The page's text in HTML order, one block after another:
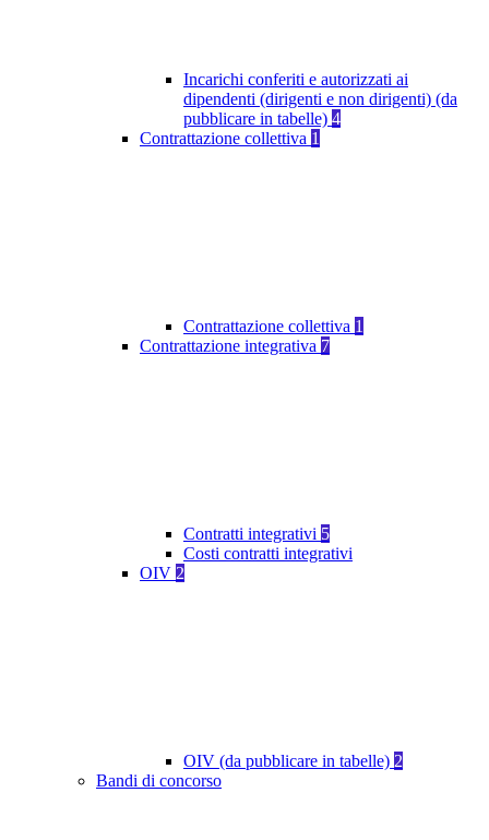
Incarichi conferiti e autorizzati ai
dipendenti (dirigenti e non dirigenti) (da
pubblicare in tabelle) 4
Contrattazione collettiva 1
Contrattazione collettiva 1
Contrattazione integrativa 7
Contratti integrativi 5
Costi contratti integrativi
OIV 2
OIV (da pubblicare in tabelle) 2
Bandi di concorso